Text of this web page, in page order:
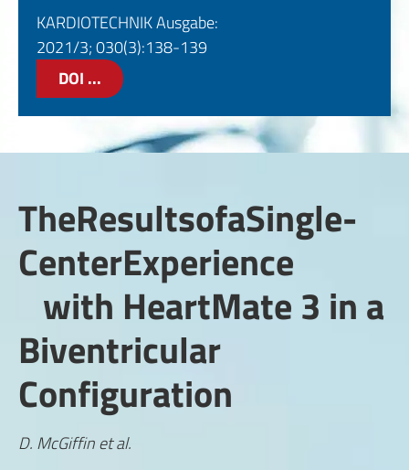
KARDIOTECHNIK Ausgabe:
2021/3; 030(3):138-139
DOI ...
TheResultsofaSingle-
CenterExperience
with HeartMate 3 in a
Biventricular
Configuration
D. McGiffin et al.